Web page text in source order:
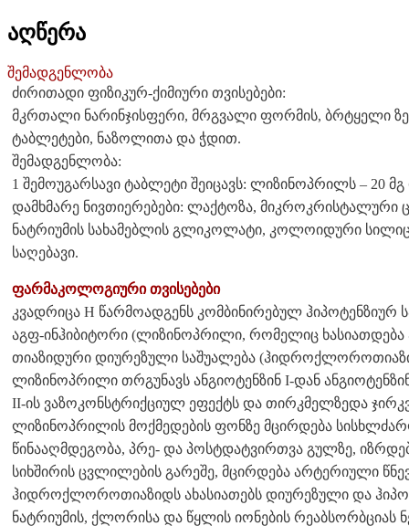
აღწერა
შემადგენლობა
ძირითადი ფიზიკურ-ქიმიური თვისებები:
მკრთალი ნარინჯისფერი, მრგვალი ფორმის, ბრტყელი
ტაბლეტები, ნაზოლითა და ჭდით.
შემადგენლობა:
1 შემოუგარსავი ტაბლეტი შეიცავს: ლიზინოპრილს – 20
დამხმარე ნივთიერებები: ლაქტოზა, მიკროკრისტალური
ნატრიუმის სახამებლის გლიკოლატი, კოლოიდური
საღებავი.
ფარმაკოლოგიური თვისებები
კვადრიცა H წარმოადგენს კომბინირებულ ჰიპოტენზიურ
აგფ-ინჰიბიტორი (ლიზინოპრილი, რომელიც ხასიათდება
თიაზიდური დიურეზული საშუალება
ლიზინოპრილი თრგუნავს ანგიოტენზინ I-დან
II-ის ვაზოკონსტრიქციულ ეფექტს და თირკმელზედა
ლიზინოპრილის მოქმედების ფონზე მცირდება
წინააღმდეგობა, პრე- და პოსტდატვირთვა გულზე,
სიხშირის ცვლილების გარეშე, მცირდება არტერიული
ჰიდროქლოროთიაზიდს ახასიათებს დიურეზული და
ნატრიუმის, ქლორისა და წყლის იონების